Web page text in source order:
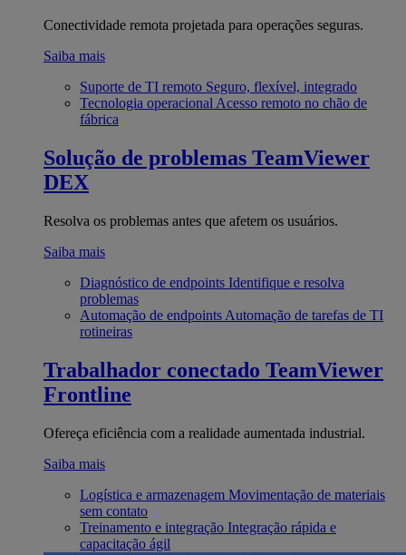
Conectividade remota projetada para operações seguras.
Saiba mais
Suporte de TI remoto Seguro, flexível, integrado
Tecnologia operacional Acesso remoto no chão de
fábrica
Solução de problemas TeamViewer
DEX
Resolva os problemas antes que afetem os usuários.
Saiba mais
Diagnóstico de endpoints Identifique e resolva
problemas
Automação de endpoints Automação de tarefas de TI
rotineiras
Trabalhador conectado TeamViewer
Frontline
Ofereça eficiência com a realidade aumentada industrial.
Saiba mais
Logística e armazenagem Movimentação de materiais
sem contato
Treinamento e integração Integração rápida e
capacitação ágil